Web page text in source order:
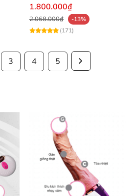
thật cực phê
1.800.000₫
2.068.000₫
-13%
(171)
3 4 5